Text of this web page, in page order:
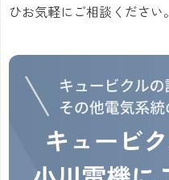
ひお気軽にご相談ください。